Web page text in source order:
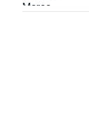
Marca